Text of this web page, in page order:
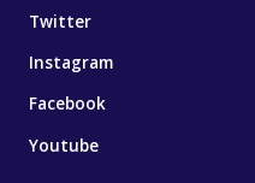
Twitter
Instagram
Facebook
Youtube